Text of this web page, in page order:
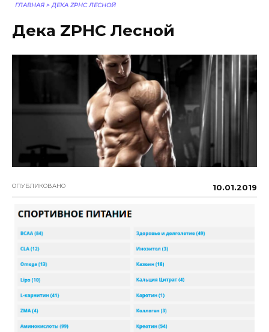
ГЛАВНАЯ > ДЕКА ZPHC ЛЕСНОЙ
Дека ZPHC Лесной
ОПУБЛИКОВАНО 10.01.2019